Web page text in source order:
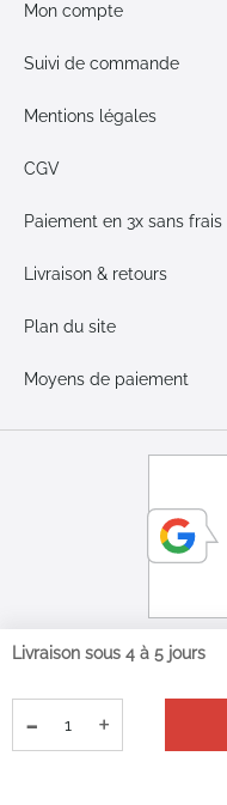
Livraison sous 4 à 5 jours
- +
Mon compte
Suivi de commande
Mentions légales
CGV
Paiement en 3x sans frais
Livraison & retours
Plan du site
Moyens de paiement